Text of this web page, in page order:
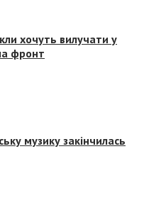
хочуть вилучати у
фронт
музику закінчилась